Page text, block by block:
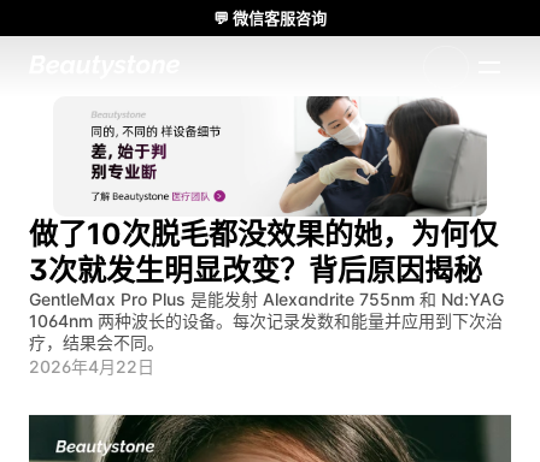
做了10次脱毛都没效果的她，为何仅
3次就发生明显改变？背后原因揭秘
GentleMax Pro Plus 是能发射 Alexandrite 755nm 和 Nd:YAG
1064nm 两种波长的设备。每次记录发数和能量并应用到下次治
疗，结果会不同。
2026年4月22日
💬 微信客服咨询
🌸 Beautystone诊所出席 Meditox 曼谷 Cadaver workshop 🌸